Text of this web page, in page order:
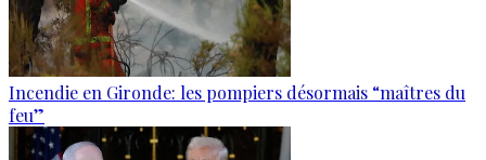
Incendie en Gironde: les pompiers désormais “maîtres du
feu”